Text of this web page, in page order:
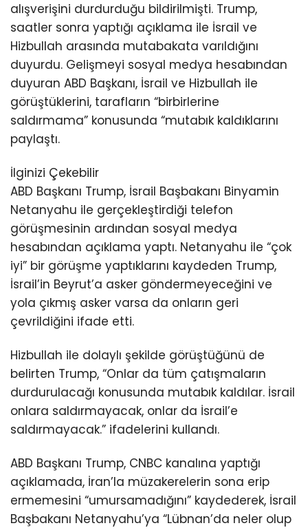
alışverişini durdurduğu bildirilmişti. Trump,
saatler sonra yaptığı açıklama ile İsrail ve
Hizbullah arasında mutabakata varıldığını
duyurdu. Gelişmeyi sosyal medya hesabından
duyuran ABD Başkanı, İsrail ve Hizbullah ile
görüştüklerini, tarafların “birbirlerine
saldırmama” konusunda “mutabık kaldıklarını
paylaştı.
İlginizi Çekebilir
ABD Başkanı Trump, İsrail Başbakanı Binyamin
Netanyahu ile gerçekleştirdiği telefon
görüşmesinin ardından sosyal medya
hesabından açıklama yaptı. Netanyahu ile “çok
iyi” bir görüşme yaptıklarını kaydeden Trump,
İsrail’in Beyrut’a asker göndermeyeceğini ve
yola çıkmış asker varsa da onların geri
çevrildiğini ifade etti.
Hizbullah ile dolaylı şekilde görüştüğünü de
belirten Trump, “Onlar da tüm çatışmaların
durdurulacağı konusunda mutabık kaldılar. İsrail
onlara saldırmayacak, onlar da İsrail’e
saldırmayacak.” ifadelerini kullandı.
ABD Başkanı Trump, CNBC kanalına yaptığı
açıklamada, İran’la müzakerelerin sona erip
ermemesini “umursamadığını” kaydederek, İsrail
Başbakanı Netanyahu’ya “Lübnan’da neler olup